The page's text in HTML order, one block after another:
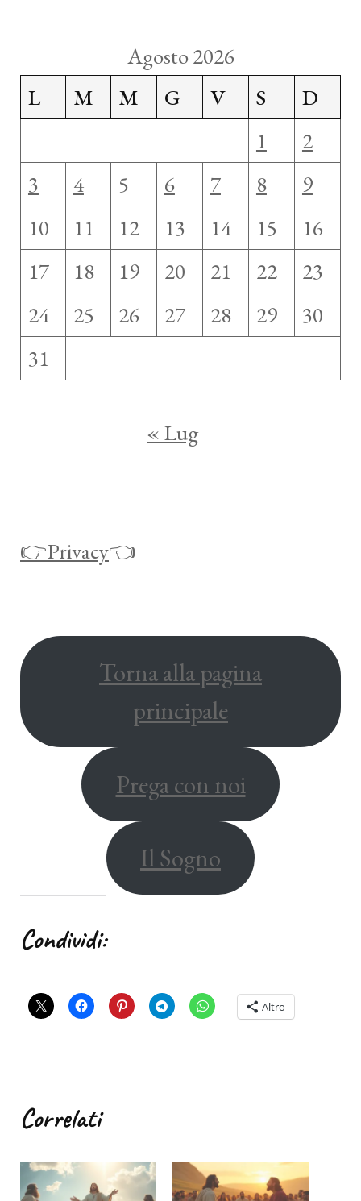
Agosto 2026
L
M M G V S
D
1
2
3
4 5 6 7 8
9
10
11 12 13 14 15
16
17
18 19 20 21 22
23
24
25 26 27 28 29
30
31
« Lug
👉Privacy👈
Torna alla pagina
principale
Prega con noi
Il Sogno
Condividi:
Altro
Correlati